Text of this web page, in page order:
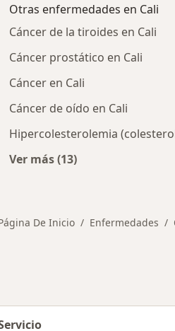
Otras enfermedades en Cali
Cáncer de la tiroides en Cali
Cáncer prostático en Cali
Cáncer en Cali
Cáncer de oído en Cali
Hipercolesterolemia
Ver más (13)
De Inicio Enfermedades